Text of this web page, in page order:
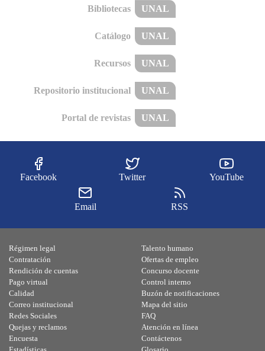
Bibliotecas UNAL
Catálogo UNAL
Recursos UNAL
Repositorio institucional UNAL
Portal de revistas UNAL
Facebook Twitter YouTube
Email RSS
Régimen legal
Contratación
Rendición de cuentas
Pago virtual
Calidad
Talento humano
Ofertas de empleo
Concurso docente
Control interno
Buzón de notificaciones
Correo institucional
Redes Sociales
Quejas y reclamos
Encuesta
Mapa del sitio
FAQ
Atención en línea
Contáctenos